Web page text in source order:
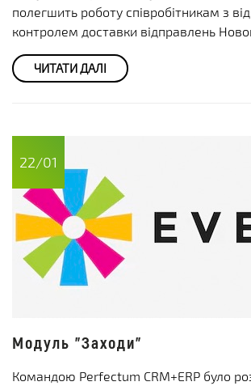
полегшить роботу співробітникам з
контролем доставки відправлень
ЧИТАТИ ДАЛІ
22/01
Модуль "Заходи"
Командою Perfectum CRM+ERP було